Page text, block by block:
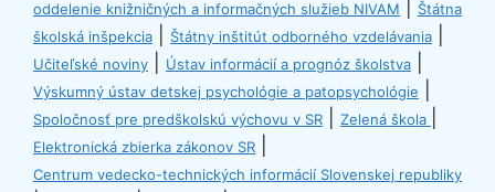
oddelenie knižničných a informačných služieb NIVAM
Štátna
školská inšpekcia
Štátny inštitút odborného vzdelávania
Učiteľské noviny Ústav informácií a prognóz školstva
Výskumný ústav detskej psychológie a patopsychológie
Spoločnosť pre predškolskú výchovu v SR Zelená škola
Elektronická zbierka zákonov SR
Centrum vedecko-technických informácií Slovenskej republiky